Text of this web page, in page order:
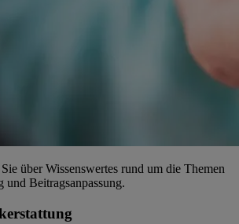
über Wissenswertes rund um die Themen
und Beitragsanpassung.